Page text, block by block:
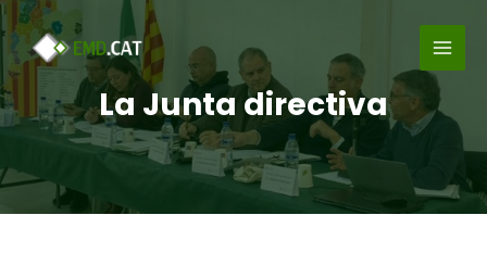
Vés
al
contingut
La Junta directiva